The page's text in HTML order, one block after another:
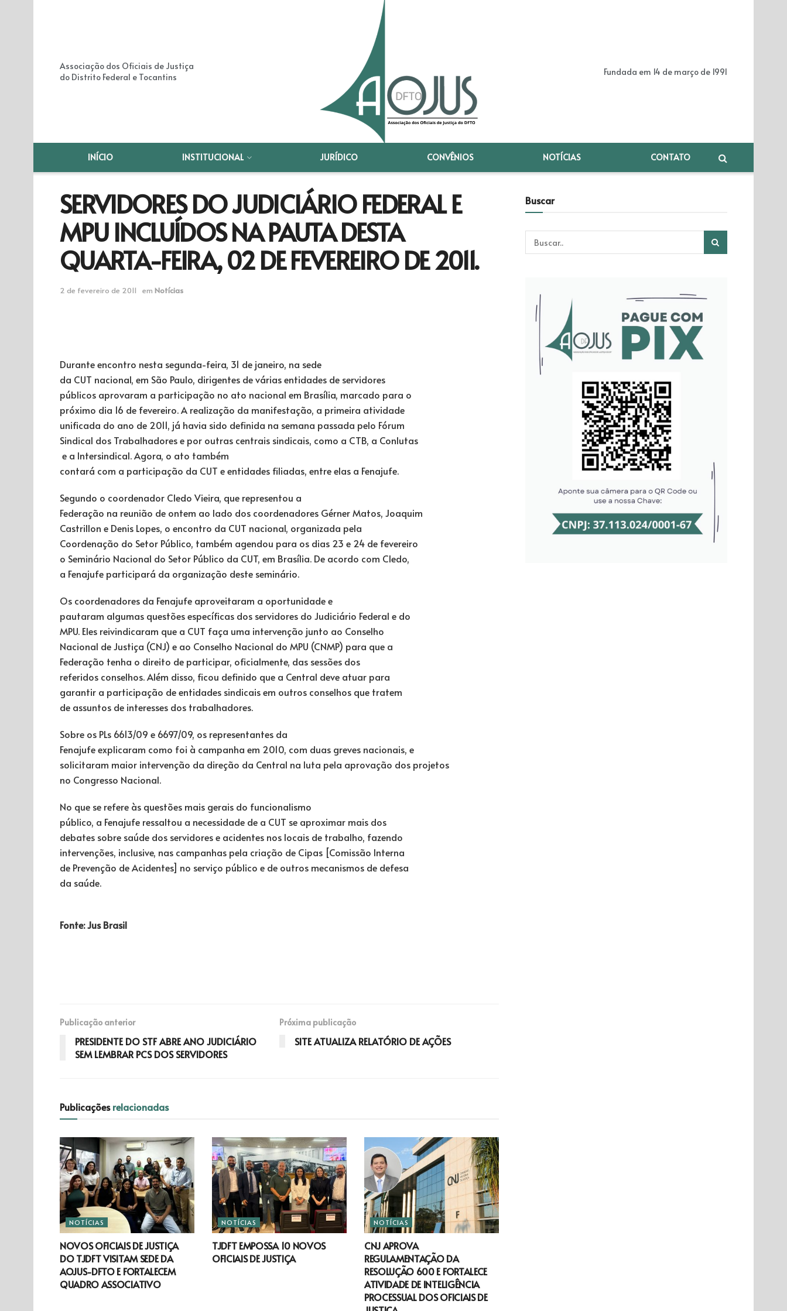
Associação dos Oficiais de Justiça
do Distrito Federal e Tocantins
Fundada em 14 de março de 1991
INÍCIO INSTITUCIONAL JURÍDICO CONVÊNIOS NOTÍCIAS CONTATO
SERVIDORES DO JUDICIÁRIO FEDERAL E
MPU INCLUÍDOS NA PAUTA DESTA
QUARTA-FEIRA, 02 DE FEVEREIRO DE 2011.
2 de fevereiro de 2011 em Notícias
Durante encontro nesta segunda-feira, 31 de janeiro, na sede
da CUT nacional, em São Paulo, dirigentes de várias entidades de servidores
públicos aprovaram a participação no ato nacional em Brasília, marcado para o
próximo dia 16 de fevereiro. A realização da manifestação, a primeira atividade
unificada do ano de 2011, já havia sido definida na semana passada pelo Fórum
Sindical dos Trabalhadores e por outras centrais sindicais, como a CTB, a Conlutas
e a Intersindical. Agora, o ato também
contará com a participação da CUT e entidades filiadas, entre elas a Fenajufe.
Segundo o coordenador Cledo Vieira, que representou a
Federação na reunião de ontem ao lado dos coordenadores Gérner Matos, Joaquim
Castrillon e Denis Lopes, o encontro da CUT nacional, organizada pela
Coordenação do Setor Público, também agendou para os dias 23 e 24 de fevereiro
o Seminário Nacional do Setor Público da CUT, em Brasília. De acordo com Cledo,
a Fenajufe participará da organização deste seminário.
Os coordenadores da Fenajufe aproveitaram a oportunidade e
pautaram algumas questões específicas dos servidores do Judiciário Federal e do
MPU. Eles reivindicaram que a CUT faça uma intervenção junto ao Conselho
Nacional de Justiça (CNJ) e ao Conselho Nacional do MPU (CNMP) para que a
Federação tenha o direito de participar, oficialmente, das sessões dos
referidos conselhos. Além disso, ficou definido que a Central deve atuar para
garantir a participação de entidades sindicais em outros conselhos que tratem
de assuntos de interesses dos trabalhadores.
Sobre os PLs 6613/09 e 6697/09, os representantes da
Fenajufe explicaram como foi à campanha em 2010, com duas greves nacionais, e
solicitaram maior intervenção da direção da Central na luta pela aprovação dos projetos
no Congresso Nacional.
No que se refere às questões mais gerais do funcionalismo
público, a Fenajufe ressaltou a necessidade de a CUT se aproximar mais dos
debates sobre saúde dos servidores e acidentes nos locais de trabalho, fazendo
intervenções, inclusive, nas campanhas pela criação de Cipas [Comissão Interna
de Prevenção de Acidentes] no serviço público e de outros mecanismos de defesa
da saúde.
Fonte: Jus Brasil
Publicação anterior
PRESIDENTE DO STF ABRE ANO JUDICIÁRIO
SEM LEMBRAR PCS DOS SERVIDORES
Próxima publicação
SITE ATUALIZA RELATÓRIO DE AÇÕES
Publicaçõesrelacionadas
NOTÍCIAS
NOVOS OFICIAIS DE JUSTIÇA
DO TJDFT VISITAM SEDE DA
AOJUS-DFTO E FORTALECEM
QUADRO ASSOCIATIVO
NOTÍCIAS
TJDFT EMPOSSA 10 NOVOS
OFICIAIS DE JUSTIÇA
NOTÍCIAS
CNJ APROVA
REGULAMENTAÇÃO DA
RESOLUÇÃO 600 E FORTALECE
ATIVIDADE DE INTELIGÊNCIA
PROCESSUAL DOS OFICIAIS DE
Buscar